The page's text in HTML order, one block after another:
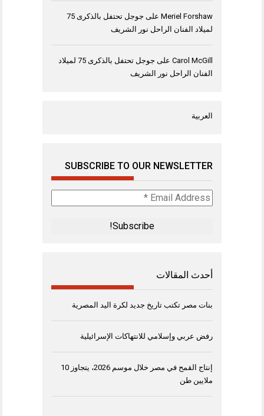
Meriel Forshaw على
جوجل تحتفل بالذكرى 75
لميلاد الفنان الراحل نور الشريف
Carol McGill على
جوجل تحتفل بالذكرى 75 لميلاد
الفنان الراحل نور الشريف
العربية
SUBSCRIBE TO OUR NEWSLETTER
Email
Address
أحدث المقالات
بنات مصر تكتب تاريخ جديد لكرة اليد المصرية
رفض عربي وإسلامي للانتهاكات الإسرائيلية
إنتاج القمح في مصر خلال موسم 2026، يتجاوز 10
ملايين طن